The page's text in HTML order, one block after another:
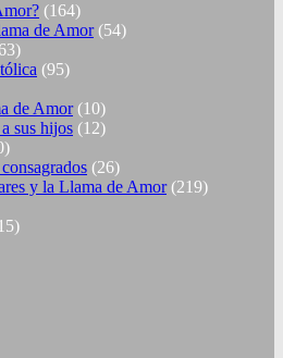
(164)
de Amor(54)
(95)
de Amor(10)
sus hijos (12)
(26)
y la Llama de Amor(219)